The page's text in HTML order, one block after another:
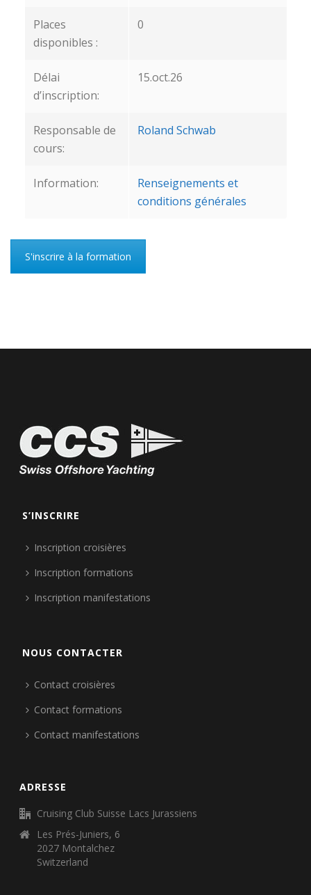
Places
disponibles :
0
Délai
d’inscription:
15.oct.26
Responsable de
cours:
Roland Schwab
Information:
Renseignements et
conditions générales
S'inscrire à la formation
S’INSCRIRE
Inscription croisières
Inscription formations
Inscription manifestations
NOUS CONTACTER
Contact croisières
Contact formations
Contact manifestations
ADRESSE
Cruising Club Suisse Lacs Jurassiens
Les Prés-Juniers, 6
2027 Montalchez
Switzerland